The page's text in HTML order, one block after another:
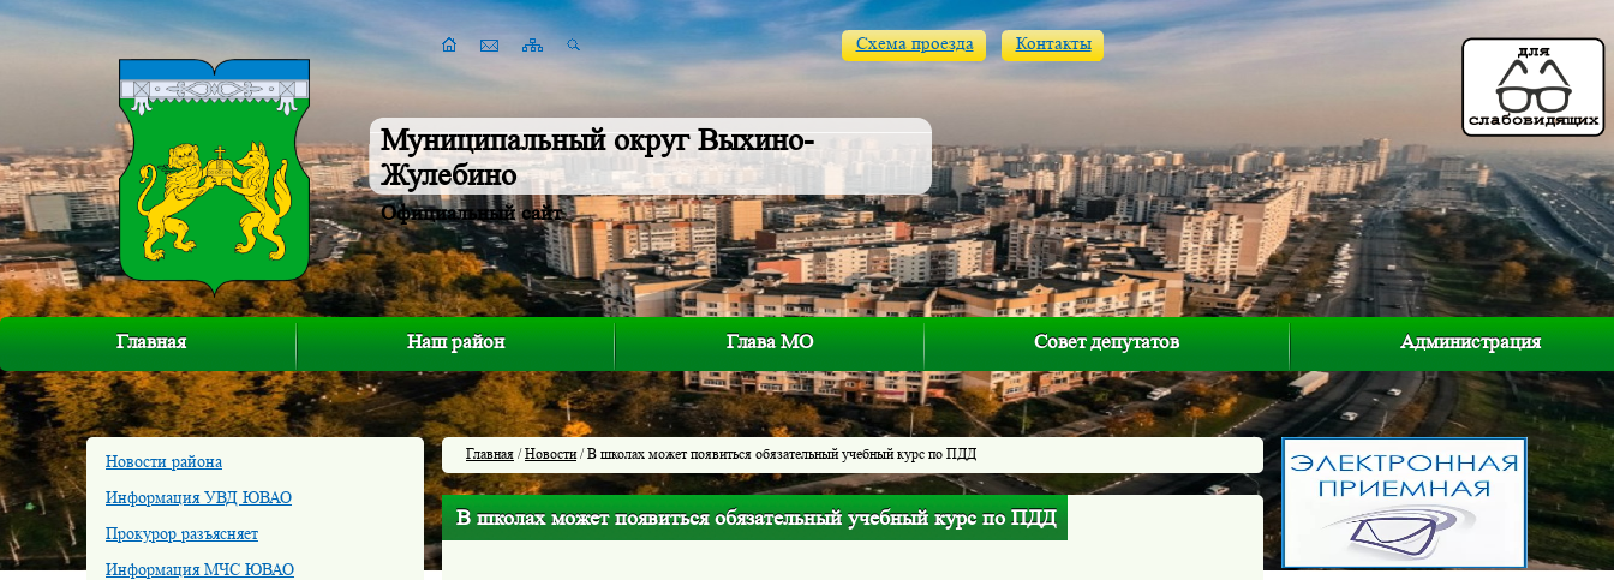
Муниципальный округ Выхино-
Жулебино
Официальный сайт
Схема проезда Контакты
Главная Наш район Глава МО Совет депутатов Администрация
Новости района
Информация УВД ЮВАО
Прокурор разъясняет
Информация МЧС ЮВАО
Главная /Новости/ В школах может появиться обязательный учебный курс по ПДД
В школах может появиться обязательный учебный курс по ПДД